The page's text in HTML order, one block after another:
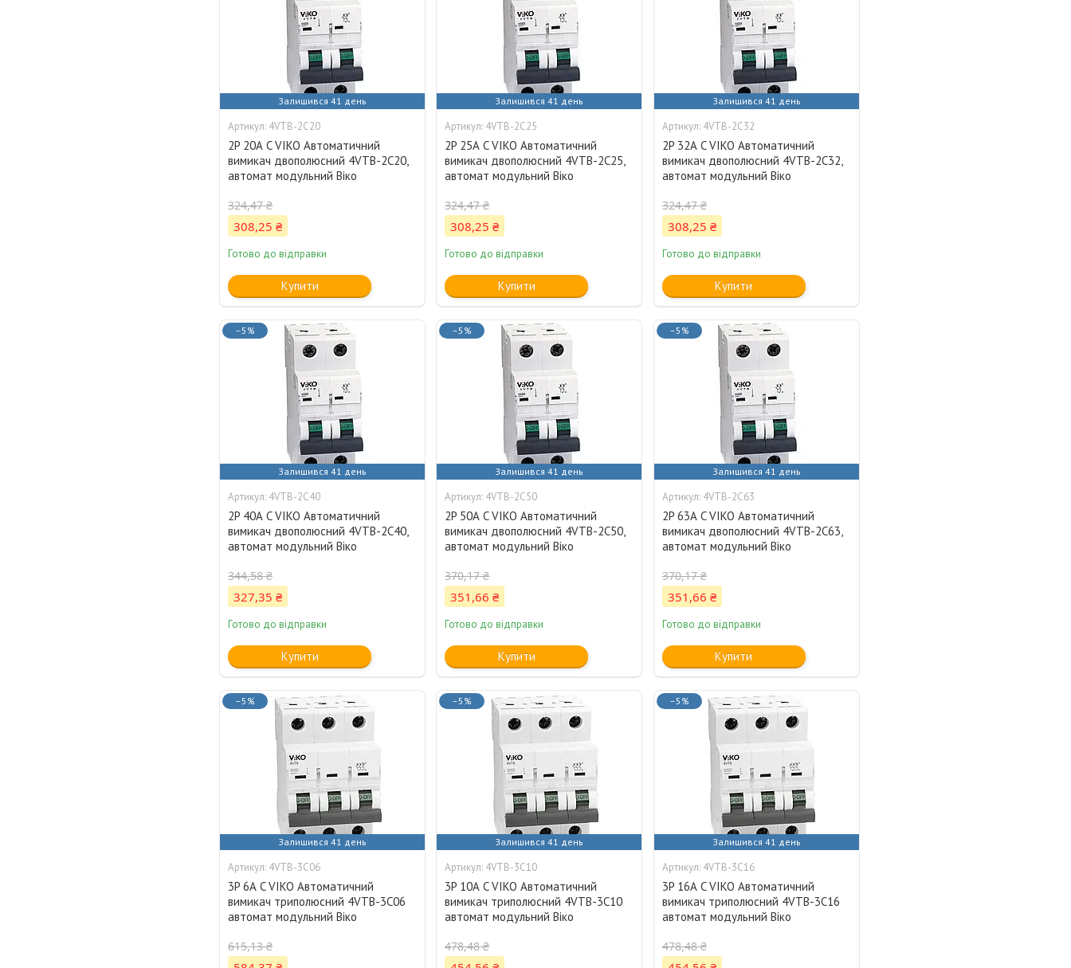
Залишився 41 день
4VTB-2C20
2P 20А C VIKO Автоматичний
вимикач двополюсний 4VTB-2C20,
автомат модульний Віко
324,47 ₴
308,25 ₴
Готово до відправки
Купити
Залишився 41 день
4VTB-2C25
2P 25А C VIKO Автоматичний
вимикач двополюсний 4VTB-2C25,
автомат модульний Віко
324,47 ₴
308,25 ₴
Готово до відправки
Купити
Залишився 41 день
4VTB-2C32
2P 32А C VIKO Автоматичний
вимикач двополюсний 4VTB-2C32,
автомат модульний Віко
324,47 ₴
308,25 ₴
Готово до відправки
Купити
–5%
Залишився 41 день
4VTB-2C40
2P 40А C VIKO Автоматичний
вимикач двополюсний 4VTB-2C40,
автомат модульний Віко
344,58 ₴
327,35 ₴
Готово до відправки
Купити
–5%
Залишився 41 день
4VTB-2C50
2P 50А C VIKO Автоматичний
вимикач двополюсний 4VTB-2C50,
автомат модульний Віко
370,17 ₴
351,66 ₴
Готово до відправки
Купити
–5%
Залишився 41 день
4VTB-2C63
2P 63А C VIKO Автоматичний
вимикач двополюсний 4VTB-2C63,
автомат модульний Віко
370,17 ₴
351,66 ₴
Готово до відправки
Купити
–5%
Залишився 41 день
4VTB-3C06
3P 6А C VIKO Автоматичний
вимикач триполюсний 4VTB-3C06
автомат модульний Віко
615,13 ₴
–5%
Залишився 41 день
4VTB-3C10
3P 10А C VIKO Автоматичний
вимикач триполюсний 4VTB-3C10
автомат модульний Віко
478,48 ₴
–5%
Залишився 41 день
4VTB-3C16
3P 16А C VIKO Автоматичний
вимикач триполюсний 4VTB-3C16
автомат модульний Віко
478,48 ₴